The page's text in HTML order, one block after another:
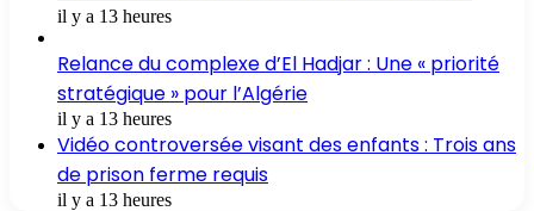
il y a 13 heures
Relance du complexe d’El Hadjar : Une « priorité
stratégique » pour l’Algérie
il y a 13 heures
Vidéo controversée visant des enfants : Trois ans
de prison ferme requis
il y a 13 heures